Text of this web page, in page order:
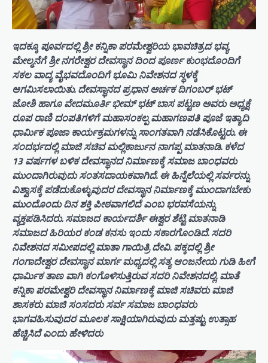
ಇದಕ್ಕೂ ಪೂರ್ವದಲ್ಲಿ ಶ್ರೀ ಕನ್ನಿಕಾ ಪರಮೇಶ್ವರಿಯ ಭಾವಚಿತ್ರದ ಭವ್ಯ
ಮೇಲ್ಮನೆಗೆ ಶ್ರೀ ನಗರೇಶ್ವರ ದೇವಸ್ಥಾನ ದಿಂದ ಪೂರ್ಣ ಕುಂಭದೊಂದಿಗೆ
ಸಕಲ ವಾದ್ಯ ವೈಭವದೊಂದಿಗೆ ಭೂಮಿ ನಿವೇಶನದ ಸ್ಥಳಕ್ಕೆ
ಆಗಮಿಸಲಾಯಿತು. ದೇವಸ್ಥಾನದ ಪ್ರಧಾನ ಅರ್ಚಕ ದಿಗಂಬರ್ ಭಟ್
ಜೋಶಿ ಹಾಗೂ ವೇದಮೂರ್ತಿ ಭೀಮ್ ಭಟ್ ಬಾಸ ಪಟ್ಟಣ ಅವರು ಅಧ್ಯಕ್ಷೆ
ರೂಪ ರಾಣಿ ದಂಪತಿಗಳಿಗೆ ಮಹಾಸಂಕಲ್ಪ ಮಹಾಗಣಪತಿ ಪೂಜೆ ಇತ್ಯಾದಿ
ಧಾರ್ಮಿಕ ಪೂಜಾ ಕಾರ್ಯಕ್ರಮಗಳನ್ನು ಸಾಂಗತವಾಗಿ ನಡೆಸಿಕೊಟ್ಟರು. ಈ
ಸಂದರ್ಭದಲ್ಲಿ ಮಾಜಿ ಸಚಿವ ಮಲ್ಲಿಕಾರ್ಜುನ ನಾಗಪ್ಪ ಮಾತನಾಡಿ. ಕಳೆದ
13 ವರ್ಷಗಳ ಬಳಿಕ ದೇವಸ್ಥಾನದ ನಿರ್ಮಾಣಕ್ಕೆ ಸಮಾಜ ಬಾಂಧವರು
ಮುಂದಾಗಿರುವುದು ಸಂತಸದಾಯಕವಾಗಿದೆ. ಈ ಹಿನ್ನೆಲೆಯಲ್ಲಿ ಸರ್ವರನ್ನು
ವಿಶ್ವಾಸಕ್ಕೆ ಪಡೆದುಕೊಳ್ಳುವುದರ ದೇವಸ್ಥಾನ ನಿರ್ಮಾಣಕ್ಕೆ ಮುಂದಾಗಬೇಕು
ಮುಂದೊಂದು ದಿನ ಶಕ್ತಿ ಪೀಠವಾಗಲಿದೆ ಎಂಬ ಭರವಸೆಯನ್ನು
ವ್ಯಕ್ತಪಡಿಸಿದರು. ಸಮಾಜದ ಕಾರ್ಯದರ್ಶಿ ಈಶ್ವರ ಶೆಟ್ಟಿ ಮಾತನಾಡಿ
ಸಮಾಜದ ಹಿರಿಯರ ಕಂಡ ಕನಸು ಇಂದು ಸಕಾರಗೊಂಡಿದೆ. ಸದರಿ
ನಿವೇಶನದ ಸಮೀಪದಲ್ಲಿ ಮಾತಾ ಗಾಯಿತ್ರಿ ದೇವಿ. ಪಕ್ಕದಲ್ಲಿ ಶ್ರೀ
ಗಂಗಾದೇಶ್ವರ ದೇವಸ್ಥಾನ ಮಾರ್ಗ ಮಧ್ಯದಲ್ಲಿ ಸತ್ಯ ಆಂಜನೇಯ ಗುಡಿ ಹೀಗೆ
ಧಾರ್ಮಿಕ ತಾಣ ವಾಗಿ ಕಂಗೊಳಿಸುತ್ತಿರುವ ಸದರಿ ನಿವೇಶನದಲ್ಲಿ. ಮಾತೆ
ಕನ್ನಿಕಾ ಪರಮೇಶ್ವರಿ ದೇವಸ್ಥಾನ ನಿರ್ಮಾಣಕ್ಕೆ ಮಾಜಿ ಸಚಿವರು ಮಾಜಿ
ಶಾಸಕರು ಮಾಜಿ ಸಂಸದರು ಸರ್ವ ಸಮಾಜ ಬಾಂಧವರು
ಭಾಗವಹಿಸುವುದರ ಮೂಲಕ ಸಾಕ್ಷಿಯಾಗಿರುವುದು ಮತ್ತಷ್ಟು ಉತ್ಸಾಹ
ಹೆಚ್ಚಿಸಿದೆ ಎಂದು ಹೇಳಿದರು